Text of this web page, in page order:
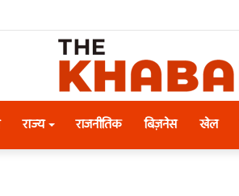
राज्य राजनीतिक बिज़नेस खेल